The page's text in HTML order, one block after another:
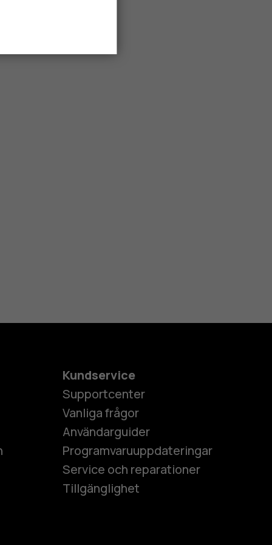
Kundservice
Supportcenter
Vanliga frågor
Användarguider
Programvaruuppdateringar
Service och reparationer
Tillgänglighet